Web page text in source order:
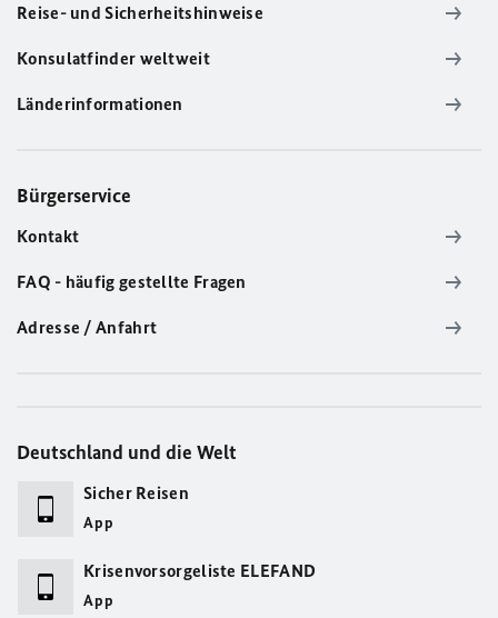
Reise- und Sicherheitshinweise
Konsulatfinder weltweit
Länderinformationen
Bürgerservice
Kontakt
FAQ - häufig gestellte Fragen
Adresse / Anfahrt
Deutschland und die Welt
Sicher Reisen
App
Krisenvorsorgeliste ELEFAND
App